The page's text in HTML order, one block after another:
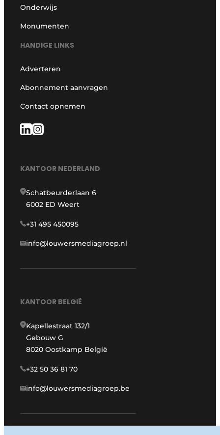
Onderwijs
Monumenten
HANDIGE LINKS
Adverteren
Abonnement aanvragen
Contact opnemen
KANTOOR NEDERLAND
Schatbeurderlaan 6
6002 ED Weert
+31 495 450095
info@louwersmediagroep.nl
KANTOOR BELGIË
Kapellestraat 132/1
Gebouw G
8020 Oostkamp België
+32 50 36 81 70
info@louwersmediagroep.be